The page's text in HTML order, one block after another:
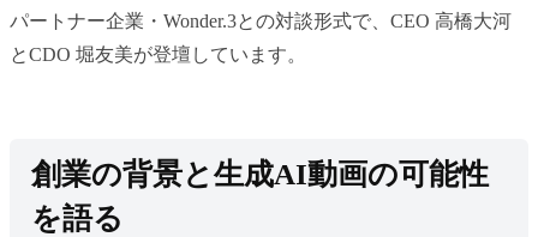
パートナー企業・Wonder.3との対談形式で、CEO 高橋大河
とCDO 堀友美が登壇しています。
創業の背景と生成AI動画の可能性
を語る